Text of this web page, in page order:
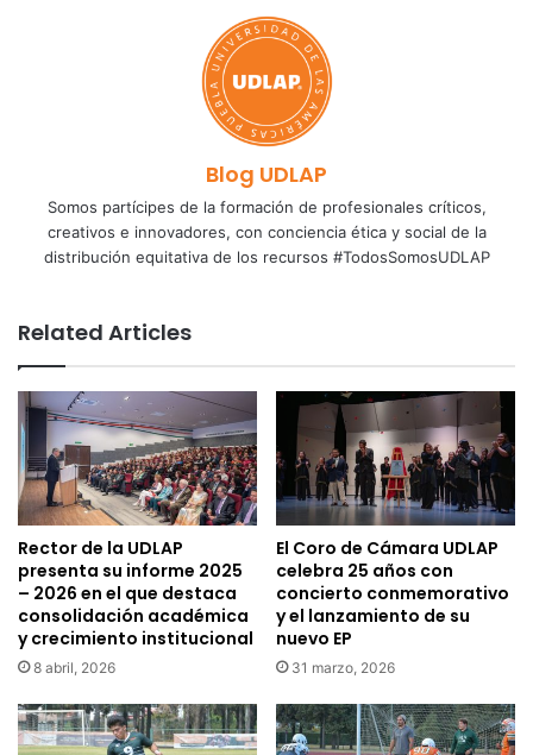
Blog UDLAP
Somos partícipes de la formación de profesionales críticos,
creativos e innovadores, con conciencia ética y social de la
distribución equitativa de los recursos #TodosSomosUDLAP
Related Articles
Rector de la UDLAP
presenta su informe 2025
– 2026 en el que destaca
consolidación académica
y crecimiento institucional
8 abril, 2026
El Coro de Cámara UDLAP
celebra 25 años con
concierto conmemorativo
y el lanzamiento de su
nuevo EP
31 marzo, 2026